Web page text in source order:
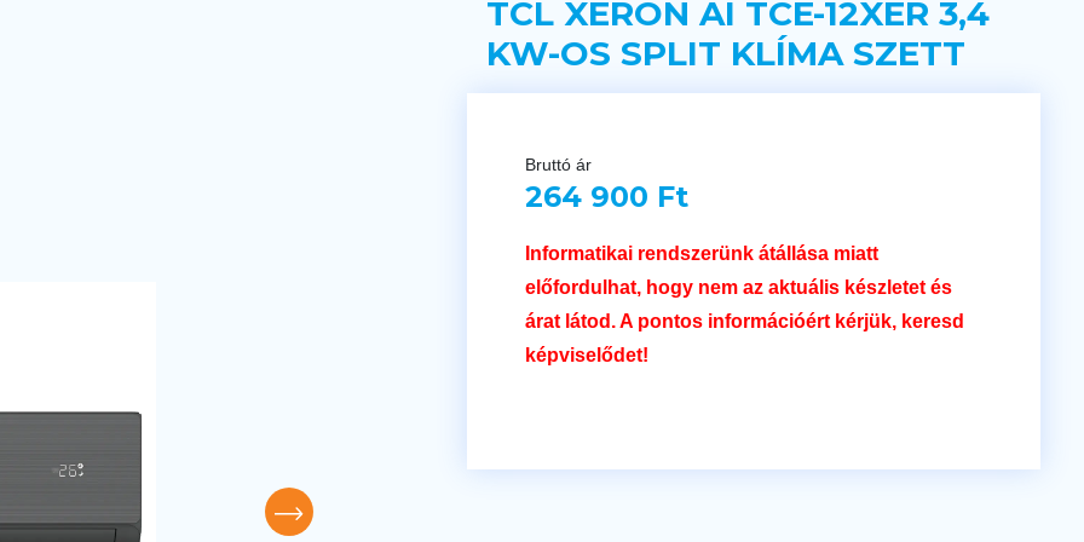
TCL XERON AI TCE-12XER 3,4
KW-OS SPLIT KLÍMA SZETT
Bruttó ár
264 900 Ft
Informatikai rendszerünk átállása miatt
előfordulhat, hogy nem az aktuális készletet és
árat látod. A pontos információért kérjük, keresd
képviselődet!